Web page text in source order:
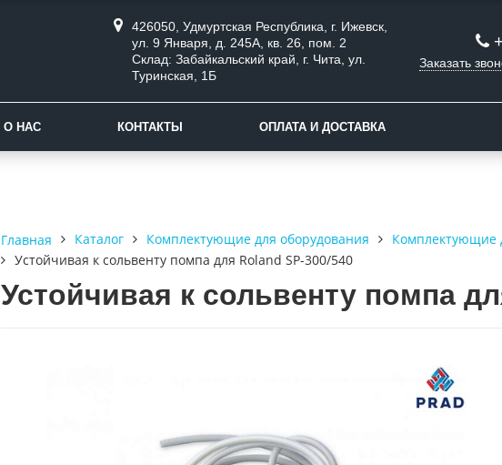
426050, Удмуртская Республика, г. Ижевск,
ул. 9 Января, д. 245А, кв. 26, пом. 2
Склад: Забайкальский край, г. Чита, ул.
Туринская, 1Б
Заказать
О НАС КОНТАКТЫ ОПЛАТА И ДОСТАВКА
Главная Каталог Комплектующие для оборудования Комплектующие
Устойчивая к сольвенту помпа для Roland SP-300/540
Устойчивая к сольвенту помпа